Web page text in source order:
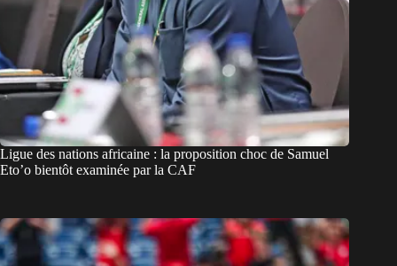
Ligue des nations africaine : la proposition choc de Samuel
Eto’o bientôt examinée par la CAF